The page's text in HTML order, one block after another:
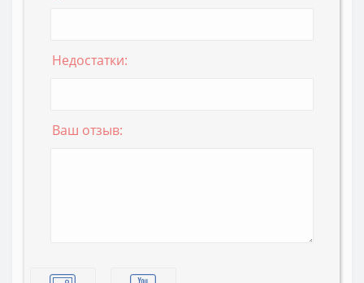
Недостатки:
Ваш отзыв: